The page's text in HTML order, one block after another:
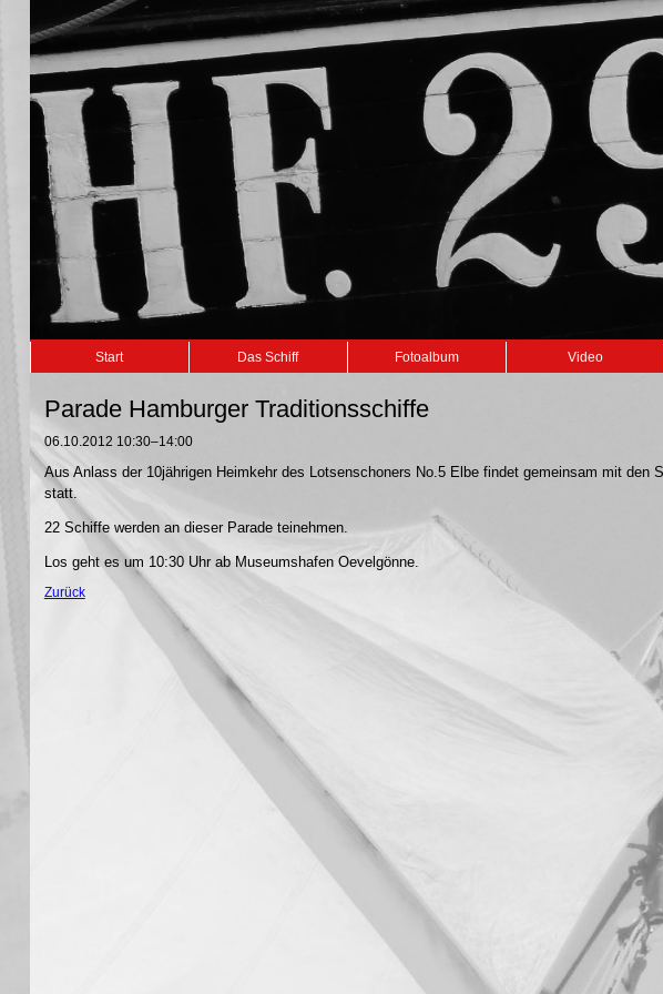
Navigation
überspringen
Start Das Schiff Fotoalbum Video
Parade Hamburger Traditionsschiffe
06.10.2012 10:30–14:00
Aus Anlass der 10jährigen Heimkehr des Lotsenschoners No.5 Elbe findet gemeinsam mit
statt.
22 Schiffe werden an dieser Parade teinehmen.
Los geht es um 10:30 Uhr ab Museumshafen Oevelgönne.
Zurück